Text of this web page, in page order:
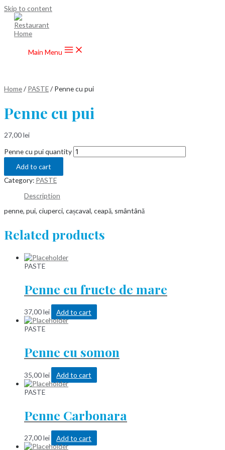
Skip to content
Main Menu
Home/ PASTE/ Penne cu pui
Penne cu pui
27,00lei
Penne cu pui quantity
Add to cart
Category: PASTE
Description
penne, pui, ciuperci, cașcaval, ceapă, smântână
Related products
PASTE
Penne cu fructe de mare
37,00lei
Add to cart
PASTE
Penne cu somon
35,00lei
Add to cart
PASTE
Penne Carbonara
27,00lei Add to cart